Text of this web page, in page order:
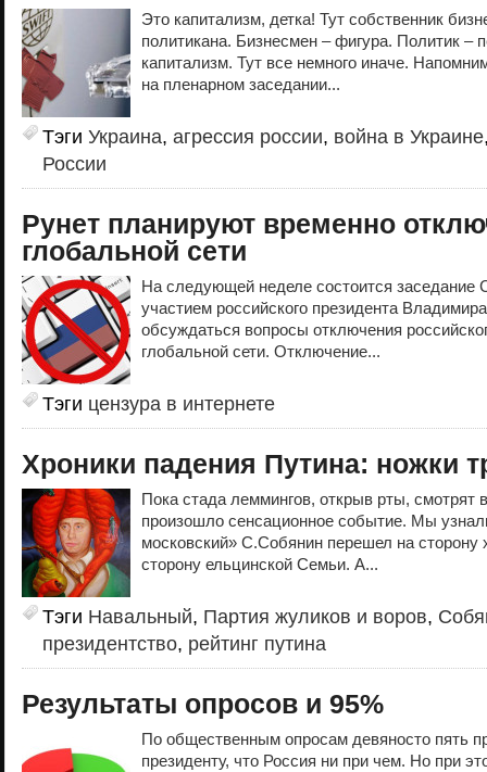
Это капитализм, детка! Тут собственник
политикана. Бизнесмен – фигура. Политик –
капитализм. Тут все немного иначе.
на пленарном заседании...
Тэги Украина, агрессия россии, война в Украине
России
Рунет планируют временно
глобальной сети
На следующей неделе состоится заседание
участием российского президента
обсуждаться вопросы отключения
глобальной сети. Отключение...
Тэги цензура в интернете
Хроники падения Путина: ножки
Пока стада леммингов, открыв рты, смотрят
произошло сенсационное событие. Мы
московский» С.Собянин перешел на сторону
сторону ельцинской Семьи. А...
Тэги Навальный, Партия жуликов и воров,
президентство, рейтинг путина
Результаты опросов и 95%
По общественным опросам девяносто пять
президенту, что Россия ни при чем. Но при